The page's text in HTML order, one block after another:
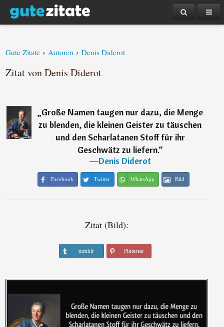
Gute Zitate › Autoren › Denis Diderot
Zitat von Denis Diderot
„Große Namen taugen nur dazu, die Menge
zu blenden, die kleinen Geister zu täuschen
und den Scharlatanen Stoff für ihr
Geschwätz zu liefern.“
―Denis Diderot
Facebook Twitter WhatsApp Bild
Zitat (Bild):
tumblr Pinterest